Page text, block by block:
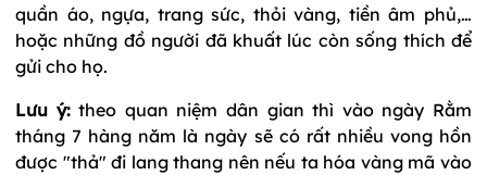
quần áo, ngựa, trang sức, thỏi vàng, tiền âm phủ,…
hoặc những đồ người đã khuất lúc còn sống thích để
gửi cho họ.
Lưu ý:theo quan niệm dân gian thì vào ngày Rằm
tháng 7 hàng năm là ngày sẽ có rất nhiều vong hồn
được "thả" đi lang thang nên nếu ta hóa vàng mã vào